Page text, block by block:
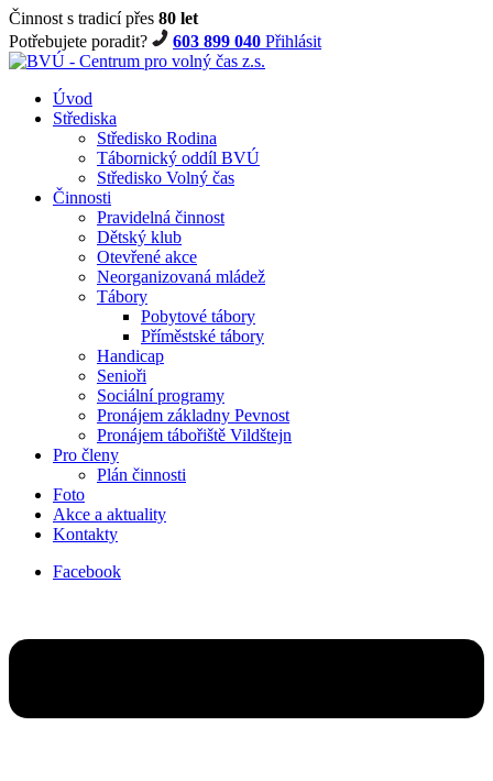
Činnost s tradicí přes 80 let
Potřebujete poradit?
603 899 040 Přihlásit
Úvod
Střediska
Středisko Rodina
Tábornický oddíl BVÚ
Středisko Volný čas
Činnosti
Pravidelná činnost
Dětský klub
Otevřené akce
Neorganizovaná mládež
Tábory
Pobytové tábory
Příměstské tábory
Handicap
Senioři
Sociální programy
Pronájem základny Pevnost
Pronájem tábořiště Vildštejn
Pro členy
Plán činnosti
Foto
Akce a aktuality
Kontakty
Facebook